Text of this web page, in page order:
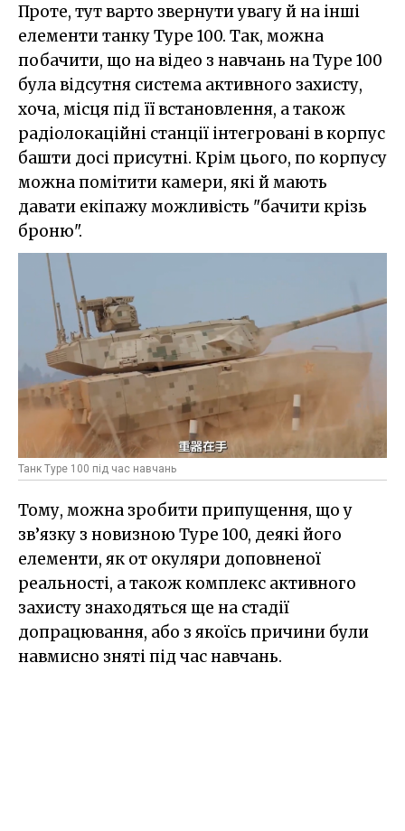
Проте, тут варто звернути увагу й на інші
елементи танку Type 100. Так, можна
побачити, що на відео з навчань на Type 100
була відсутня система активного захисту,
хоча, місця під її встановлення, а також
радіолокаційні станції інтегровані в корпус
башти досі присутні. Крім цього, по корпусу
можна помітити камери, які й мають
давати екіпажу можливість "бачити крізь
броню".
Танк Type 100 під час навчань
Тому, можна зробити припущення, що у
зв’язку з новизною Type 100, деякі його
елементи, як от окуляри доповненої
реальності, а також комплекс активного
захисту знаходяться ще на стадії
допрацювання, або з якоїсь причини були
навмисно зняті під час навчань.